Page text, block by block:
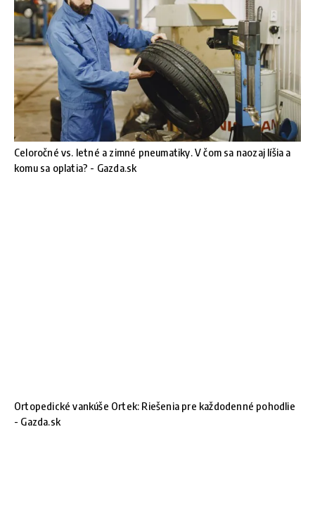
Celoročné vs. letné a zimné pneumatiky. V čom sa naozaj líšia a
komu sa oplatia? - Gazda.sk
Ortopedické vankúše Ortek: Riešenia pre každodenné pohodlie
- Gazda.sk